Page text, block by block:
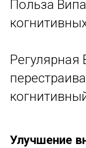
Польза
Регулярная
Улучшение